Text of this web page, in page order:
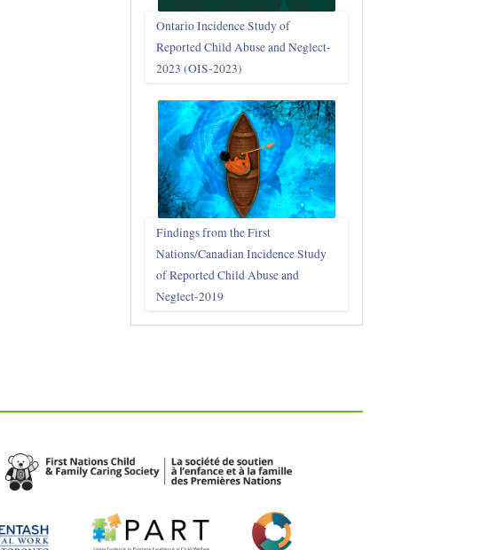
Ontario Incidence Study of
Reported Child Abuse and Neglect-
2023 (OIS‑2023)
Findings from the First
Nations/Canadian Incidence Study
of Reported Child Abuse and
Neglect-2019